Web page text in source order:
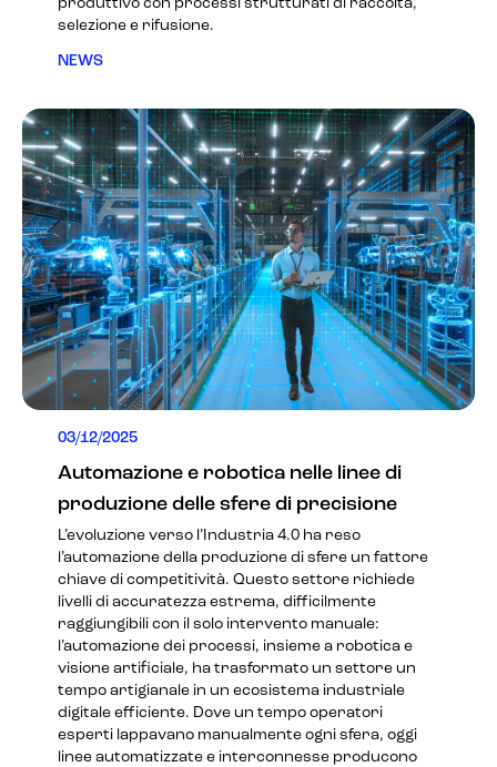
produttivo con processi strutturati di raccolta,
selezione e rifusione.
NEWS
03/12/2025
Automazione e robotica nelle linee di
produzione delle sfere di precisione
L’evoluzione verso l’Industria 4.0 ha reso
l’automazione della produzione di sfere un fattore
chiave di competitività. Questo settore richiede
livelli di accuratezza estrema, difficilmente
raggiungibili con il solo intervento manuale:
l’automazione dei processi, insieme a robotica e
visione artificiale, ha trasformato un settore un
tempo artigianale in un ecosistema industriale
digitale efficiente. Dove un tempo operatori
esperti lappavano manualmente ogni sfera, oggi
linee automatizzate e interconnesse producono